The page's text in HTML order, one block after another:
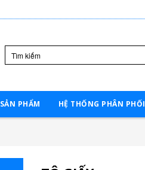
SẢN PHẨM HỆ THỐNG PHÂN PHỐI